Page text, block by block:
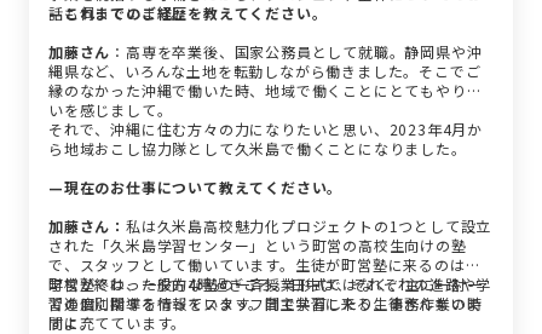
話も伺っています。
—これまでのご経歴を教えてください。
加藤さん ：高専を卒業後、国家公務員として就職。静岡県や沖
縄県など、いろんな土地を転勤しながら働きました。そこでご
縁のなかった沖縄で働いた時、地域で働くことにとてもやりが
いを感じまして。
それで、沖縄に住む方々の力になりたいと思い、2023年4月か
ら地域おこし協力隊として久米島で働くことになりました。
—現在のお仕事について教えてください。
加藤さん： 私は久米島高校魅力化プロジェクトの1つとして設立
された「久米島学習センター」という町営の高校生向けの塾
で、スタッフとして働いています。生徒が町営塾に来るのは、
学校が終わった夕方4時過ぎごろ。日中は、それぞれの進路や学
習進度に関する情報をスタッフ間で共有したり、事務作業の時
間に充てています。
町営塾では、一般的な塾の一斉授業形式ではなく、主に一対一
での個別指導を行っています。自主学習に来る生徒さんもいま
すよ。